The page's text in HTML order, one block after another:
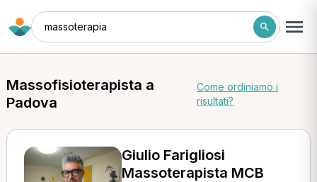
massoterapia
Massofisioterapista a
Padova
Come ordiniamo i
risultati?
Giulio Farigliosi
Massoterapista MCB